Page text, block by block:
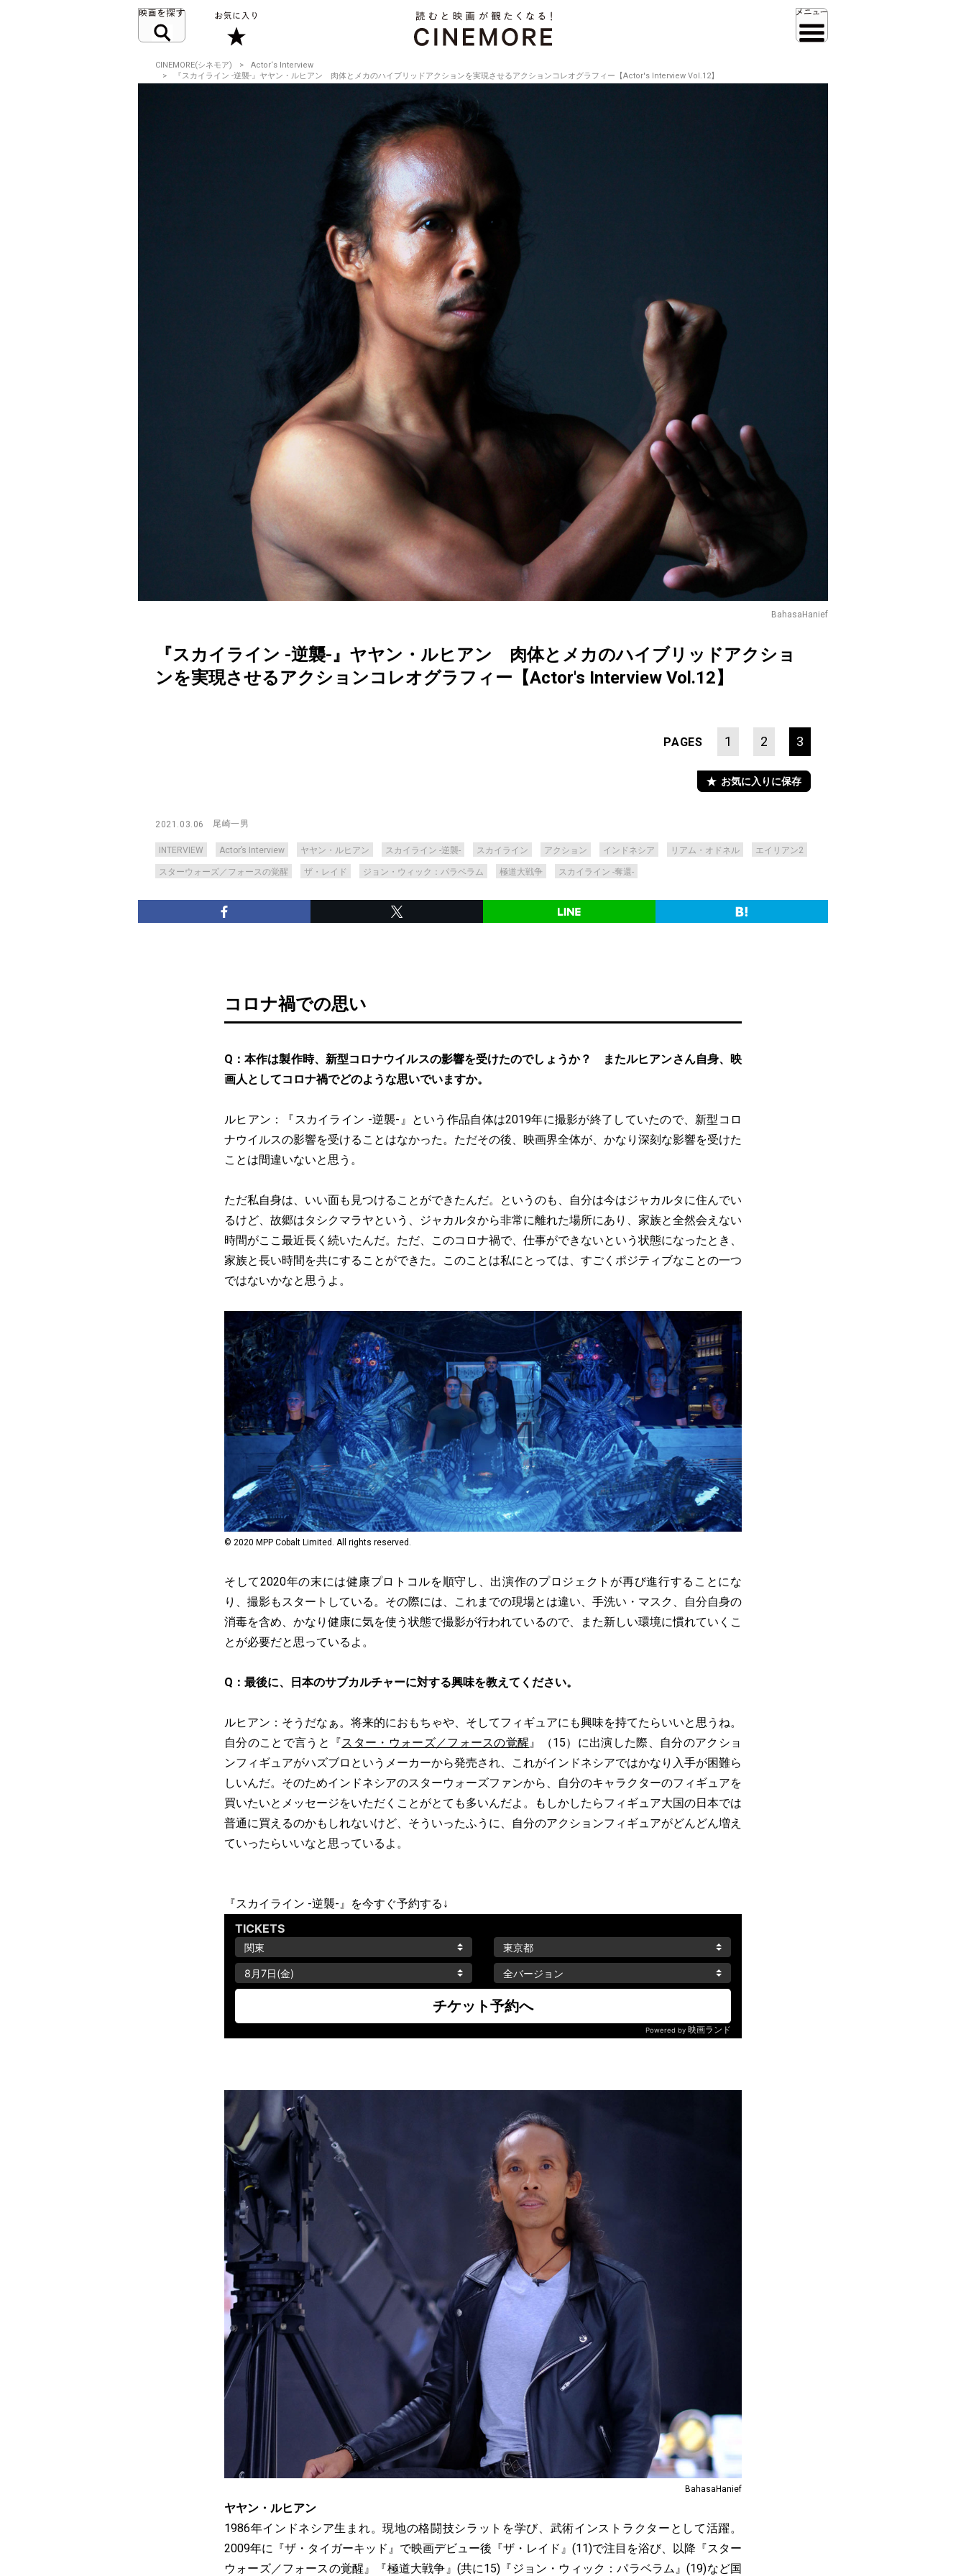
CINEMORE(シネモア)
Actor‘s Interview
『スカイライン -逆襲-』ヤヤン・ルヒアン 肉体とメカのハイブリッドアクションを実現させるアクションコレオグラフィー【Actor's Interview Vol.12】
BahasaHanief
『スカイライン -逆襲-』ヤヤン・ルヒアン 肉体とメカのハイブリッドアクショ
ンを実現させるアクションコレオグラフィー【Actor's Interview Vol.12】
PAGES 1 2 3
お気に入りに保存
2021.03.06 尾崎一男
INTERVIEW Actor’s Interview ヤヤン・ルヒアン スカイライン -逆襲- スカイライン アクション インドネシア リアム・オドネル エイリアン2
スターウォーズ／フォースの覚醒 ザ・レイド ジョン・ウィック：パラベラム 極道大戦争 スカイライン -奪還-
コロナ禍での思い
Q：本作は製作時、新型コロナウイルスの影響を受けたのでしょうか？ またルヒアンさん自身、映
画人としてコロナ禍でどのような思いでいますか。
ルヒアン：『スカイライン -逆襲-』という作品自体は2019年に撮影が終了していたので、新型コロ
ナウイルスの影響を受けることはなかった。ただその後、映画界全体が、かなり深刻な影響を受けた
ことは間違いないと思う。
ただ私自身は、いい面も見つけることができたんだ。というのも、自分は今はジャカルタに住んでい
るけど、故郷はタシクマラヤという、ジャカルタから非常に離れた場所にあり、家族と全然会えない
時間がここ最近長く続いたんだ。ただ、このコロナ禍で、仕事ができないという状態になったとき、
家族と長い時間を共にすることができた。このことは私にとっては、すごくポジティブなことの一つ
ではないかなと思うよ。
© 2020 MPP Cobalt Limited. All rights reserved.
そして2020年の末には健康プロトコルを順守し、出演作のプロジェクトが再び進行することにな
り、撮影もスタートしている。その際には、これまでの現場とは違い、手洗い・マスク、自分自身の
消毒を含め、かなり健康に気を使う状態で撮影が行われているので、また新しい環境に慣れていくこ
とが必要だと思っているよ。
Q：最後に、日本のサブカルチャーに対する興味を教えてください。
ルヒアン：そうだなぁ。将来的におもちゃや、そしてフィギュアにも興味を持てたらいいと思うね。
自分のことで言うと『スター・ウォーズ／フォースの覚醒 』（15）に出演した際、自分のアクショ
ンフィギュアがハズブロというメーカーから発売され、これがインドネシアではかなり入手が困難ら
しいんだ。そのためインドネシアのスターウォーズファンから、自分のキャラクターのフィギュアを
買いたいとメッセージをいただくことがとても多いんだよ。もしかしたらフィギュア大国の日本では
普通に買えるのかもしれないけど、そういったふうに、自分のアクションフィギュアがどんどん増え
ていったらいいなと思っているよ。
『スカイライン -逆襲-』を今すぐ予約する↓
BahasaHanief
ヤヤン・ルヒアン
1986年インドネシア生まれ。現地の格闘技シラットを学び、武術インストラクターとして活躍。
2009年に『ザ・タイガーキッド』で映画デビュー後『ザ・レイド』(11)で注目を浴び、以降『スター
ウォーズ／フォースの覚醒』『極道大戦争』(共に15)『ジョン・ウィック：パラベラム』(19)など国